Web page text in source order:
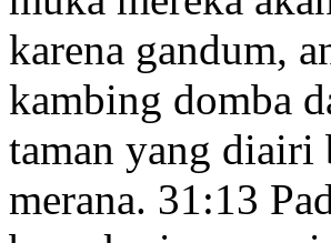
karena gandum,
kambing domba
taman yang diairi
merana. 31:13